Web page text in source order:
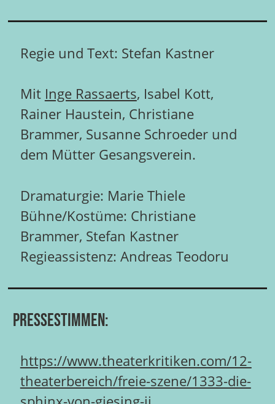
Regie und Text: Stefan Kastner
Mit Inge Rassaerts, Isabel Kott,
Rainer Haustein, Christiane
Brammer, Susanne Schroeder und
dem Mütter Gesangsverein.
Dramaturgie: Marie Thiele
Bühne/Kostüme: Christiane
Brammer, Stefan Kastner
Regieassistenz: Andreas Teodoru
Pressestimmen:
https://www.theaterkritiken.com/12-
theaterbereich/freie-szene/1333-die-